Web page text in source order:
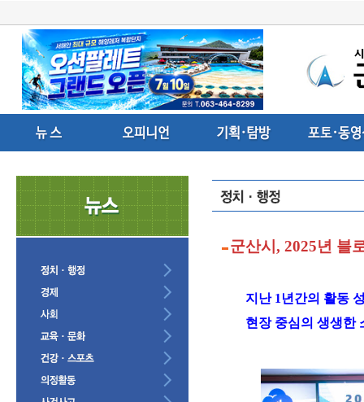
군산시, 2025년 블
지난 1년간의 활동
현장 중심의 생생한